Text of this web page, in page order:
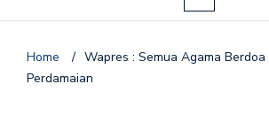
Home / Wapres : Semua Agama
Perdamaian